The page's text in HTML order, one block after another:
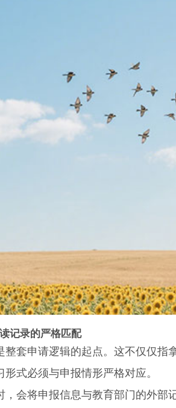
记录的严格匹配
申请逻辑的起点。这不仅仅指
式必须与申报情形严格对应。
将申报信息与教育部门的外部